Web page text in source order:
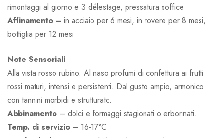
rimontaggi al giorno e 3 délestage, pressatura soffice
Affinamento – in acciaio per 6 mesi, in rovere per 8 mesi,
bottiglia per 12 mesi
Note Sensoriali
Alla vista rosso rubino. Al naso profumi di confettura ai frutti
rossi maturi, intensi e persistenti. Dal gusto ampio, armonico
con tannini morbidi e strutturato.
Abbinamento – dolci e formaggi stagionati o erborinati.
Temp. di servizio – 16-17°C